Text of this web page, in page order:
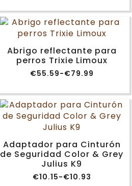
precios:
desde
€30.00
hasta
Abrigo reflectante para
perros Trixie Limoux
€55.59-€79.99
Rango
precios:
desde
€55.59
hasta
€79.99
Adaptador para Cinturón
de Seguridad Color & Grey
Julius K9
€10.15-€10.93
Rango